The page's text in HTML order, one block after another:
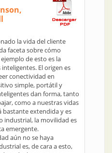
la vida del cliente
faceta sobre cómo
de esto es la
El origen es
conectividad en
simple, portátil y
dan forma, tanto
como a nuestras vidas
bastante extendida y es
industrial, la movilidad es
emergente.
aún no se haya
es, de cara a esto,